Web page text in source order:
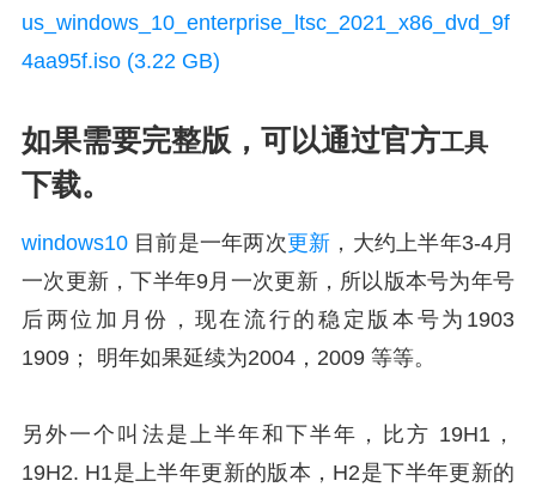
us_windows_10_enterprise_ltsc_2021_x86_dvd_9f
4aa95f.iso (3.22 GB)
如果需要完整版，可以通过官方工具
下载。
windows10 目前是一年两次更新 ，大约上半年3-4月
一次更新，下半年9月一次更新，所以版本号为年号
后两位加月份，现在流行的稳定版本号为1903
1909； 明年如果延续为2004，2009 等等。
另外一个叫法是上半年和下半年，比方 19H1，
19H2. H1是上半年更新的版本，H2是下半年更新的